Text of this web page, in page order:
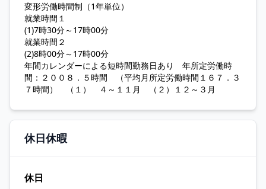
変形労働時間制（1年単位）
就業時間１
(1)7時30分～17時00分
就業時間２
(2)8時00分～17時00分
年間カレンダーによる短時間勤務日あり 年所定労働時
間：２００８．５時間 （平均月所定労働時間１６７．３
７時間） （１） ４～１１月 （２）１２～３月
休日休暇
休日